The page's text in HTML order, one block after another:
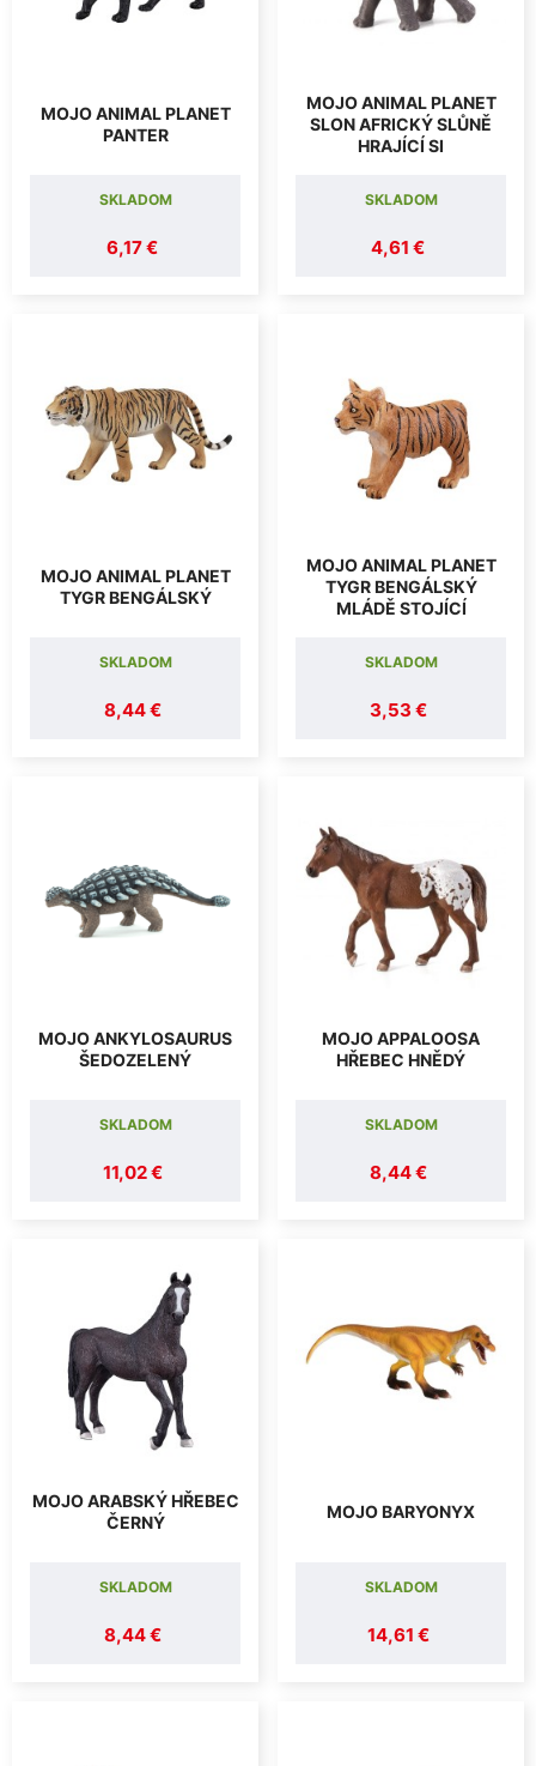
MOJO ANIMAL PLANET
PANTER
6,17 €
SKLADOM
MOJO ANIMAL PLANET
SLON AFRICKÝ SLŮNĚ
HRAJÍCÍ SI
4,61 €
SKLADOM
MOJO ANIMAL PLANET
TYGR BENGÁLSKÝ
8,44 €
SKLADOM
MOJO ANIMAL PLANET
TYGR BENGÁLSKÝ
MLÁDĚ STOJÍCÍ
3,53 €
SKLADOM
MOJO ANKYLOSAURUS
ŠEDOZELENÝ
11,02 €
SKLADOM
MOJO APPALOOSA
HŘEBEC HNĚDÝ
8,44 €
SKLADOM
MOJO ARABSKÝ HŘEBEC
ČERNÝ
8,44 €
SKLADOM
MOJO BARYONYX
14,61 €
SKLADOM